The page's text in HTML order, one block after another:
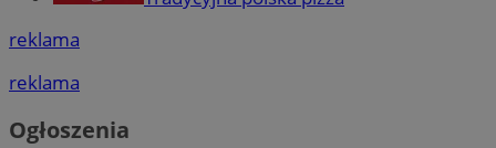
reklama
reklama
Ogłoszenia